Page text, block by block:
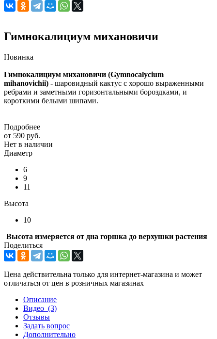
Гимнокалициум михановичи
Новинка
Гимнокалициум михановичи (Gymnocalycium
mihanovichii) - шаровидный кактус с хорошо выраженными
ребрами и заметными горизонтальными бороздками, и
короткими белыми шипами.
Подробнее
от 590 руб.
Нет в наличии
Диаметр
6
9
11
Высота
10
Высота измеряется от дна горшка до верхушки растения
Поделиться
Цена действительна только для интернет-магазина и может
отличаться от цен в розничных магазинах
Описание
Видео (3)
Отзывы
Задать вопрос
Дополнительно